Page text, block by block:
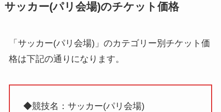
サッカー(パリ会場)のチケット価格
「サッカー(パリ会場)」のカテゴリー別チケット価
格は下記の通りになります。
◆競技名：サッカー(パリ会場)